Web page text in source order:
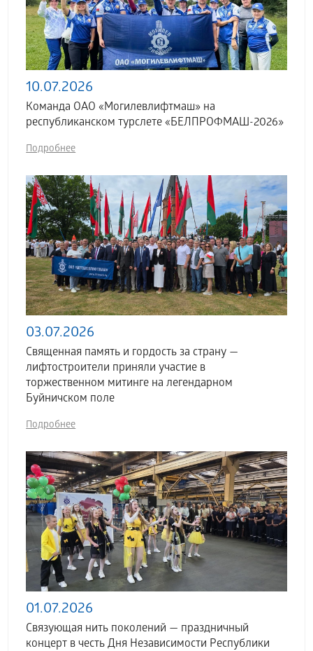
10.07.2026
Команда ОАО «Могилевлифтмаш» на
республиканском турслете «БЕЛПРОФМАШ-2026»
Подробнее
03.07.2026
Священная память и гордость за страну —
лифтостроители приняли участие в
торжественном митинге на легендарном
Буйничском поле
Подробнее
01.07.2026
Связующая нить поколений — праздничный
концерт в честь Дня Независимости Республики